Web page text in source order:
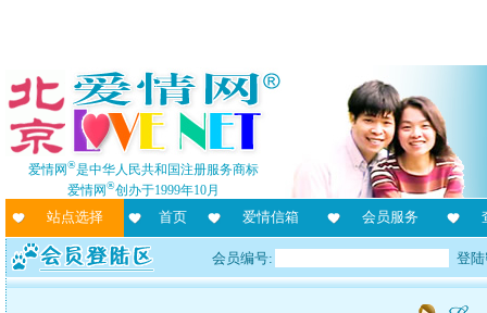
爱情网®是中华人民共和国注册服务商标
爱情网®创办于1999年10月
站点选择 首页 爱情信箱 会员服务
会员编号: 登